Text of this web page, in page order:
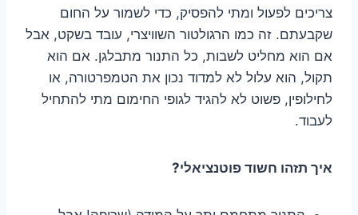
צריכים לפעול ומתי להפסיק, כדי לשמור על החום
שקבעתם. זה כמו הרגולטור השוויצרי, עובד בשקט, אבל
אם הוא מחליט לשבות, כל התנור מתבלגן. אם הוא
תקול, הוא עלול לא למדוד נכון את הטמפרטורה, או
לחילופין, פשוט לא להגיד לגופי החימום מתי להתחיל
לעבוד.
איך תזהו חשוד פוטנציאלי?